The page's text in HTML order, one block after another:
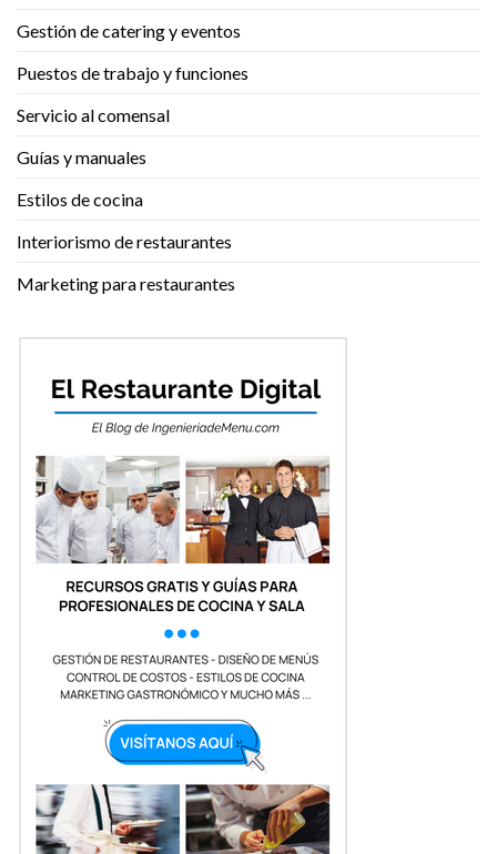
Gestión de catering y eventos
Puestos de trabajo y funciones
Servicio al comensal
Guías y manuales
Estilos de cocina
Interiorismo de restaurantes
Marketing para restaurantes